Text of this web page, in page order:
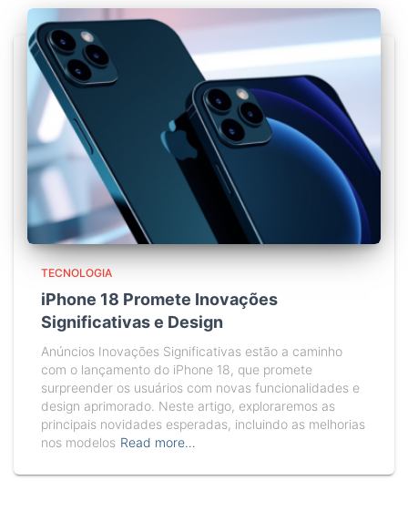
TECNOLOGIA
iPhone 18 Promete Inovações
Significativas e Design
Anúncios Inovações Significativas estão a caminho
com o lançamento do iPhone 18, que promete
surpreender os usuários com novas funcionalidades e
design aprimorado. Neste artigo, exploraremos as
principais novidades esperadas, incluindo as melhorias
nos modelos Read more…